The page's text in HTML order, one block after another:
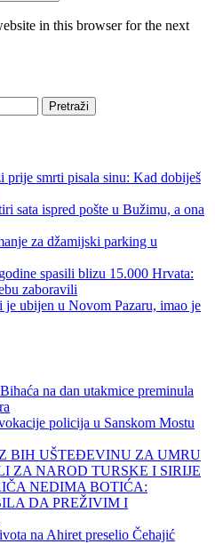
in this browser for the next
prije smrti pisala sinu: Kad dobiješ
sata ispred pošte u Bužimu, a ona
za džamijski parking u
spasili blizu 15.000 Hrvata:
zaboravili
ubijen u Novom Pazaru, imao je
na dan utakmice preminula
policija u Sanskom Mostu
BIH UŠTEĐEVINU ZA UMRU
ZA NAROD TURSKE I SIRIJE
NEDIMA BOTIĆA:
DA PREŽIVIM I
na Ahiret preselio Čehajić